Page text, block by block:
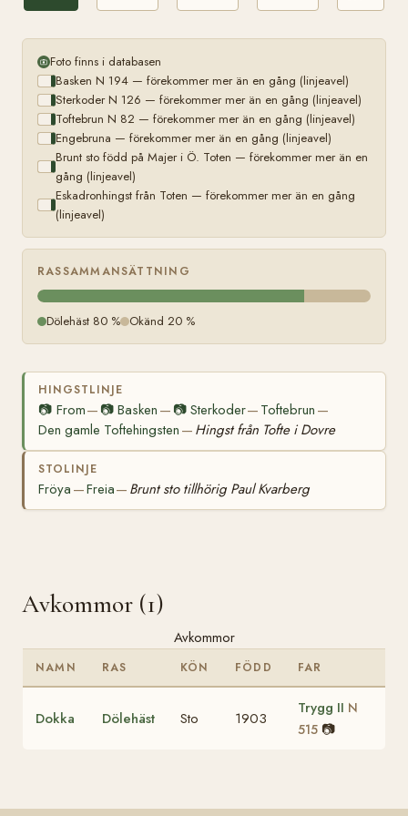
Foto finns i databasen
Basken N 194 — förekommer mer än en gång (linjeavel)
Sterkoder N 126 — förekommer mer än en gång (linjeavel)
Toftebrun N 82 — förekommer mer än en gång (linjeavel)
Engebruna — förekommer mer än en gång (linjeavel)
Brunt sto född på Majer i Ö. Toten — förekommer mer än en
gång (linjeavel)
Eskadronhingst från Toten — förekommer mer än en gång
(linjeavel)
RASSAMMANSÄTTNING
Dölehäst 80 % Okänd 20 %
HINGSTLINJE
📷 From— 📷Basken — 📷 Sterkoder— Toftebrun —
Den gamle Toftehingsten — Hingst från Tofte i Dovre
STOLINJE
Fröya —Freia— Brunt sto tillhörig Paul Kvarberg
Avkommor (1)
Avkommor
NAMN RAS KÖN FÖDD FAR
Dokka Dölehäst Sto 1903
Trygg II N
515 📷